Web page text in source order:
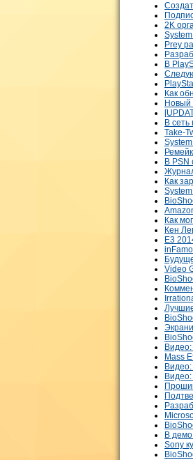
2K
Prey
В
Как
Новый
В
Take-
В PSN
Как
Как
Кен
E3
Video
Mass
В
Sony